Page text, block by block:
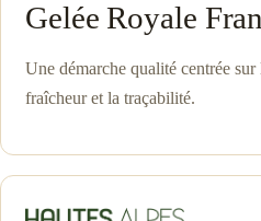
Gelée Royale
Une démarche qualité centrée
fraîcheur et la traçabilité.